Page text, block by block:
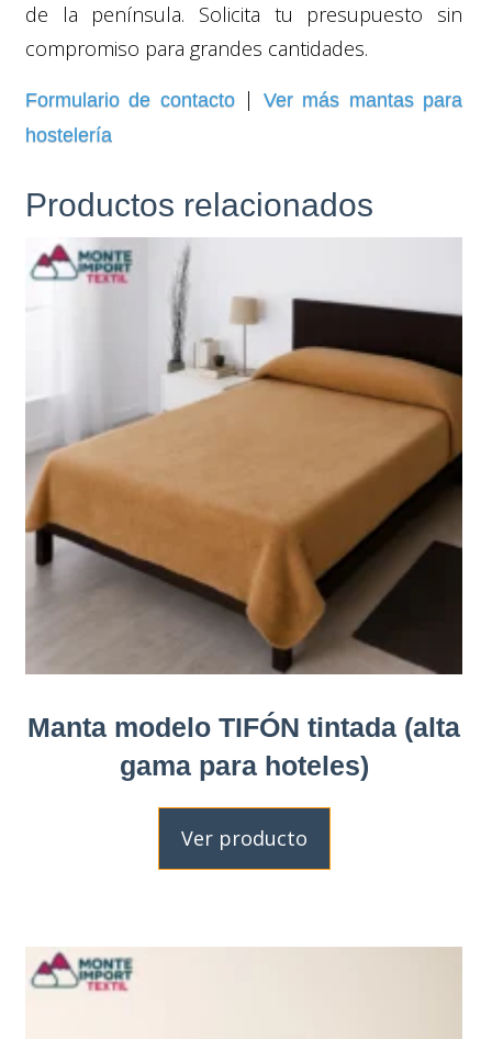
de la península. Solicita tu presupuesto sin
compromiso para grandes cantidades.
Formulario de contacto|
Ver más mantas para
hostelería
Productos relacionados
Manta modelo TIFÓN tintada (alta
gama para hoteles)
Ver producto